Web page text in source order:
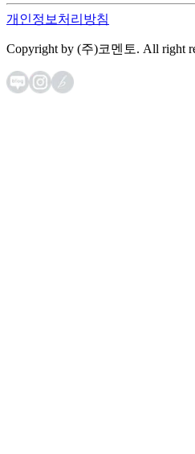
개인정보처리방침
Copyright by (주)코멘토. All right